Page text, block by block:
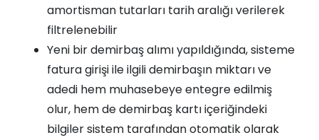
amortisman tutarları tarih aralığı verilerek
filtrelenebilir
Yeni bir demirbaş alımı yapıldığında, sisteme
fatura girişi ile ilgili demirbaşın miktarı ve
adedi hem muhasebeye entegre edilmiş
olur, hem de demirbaş kartı içeriğindeki
bilgiler sistem tarafından otomatik olarak